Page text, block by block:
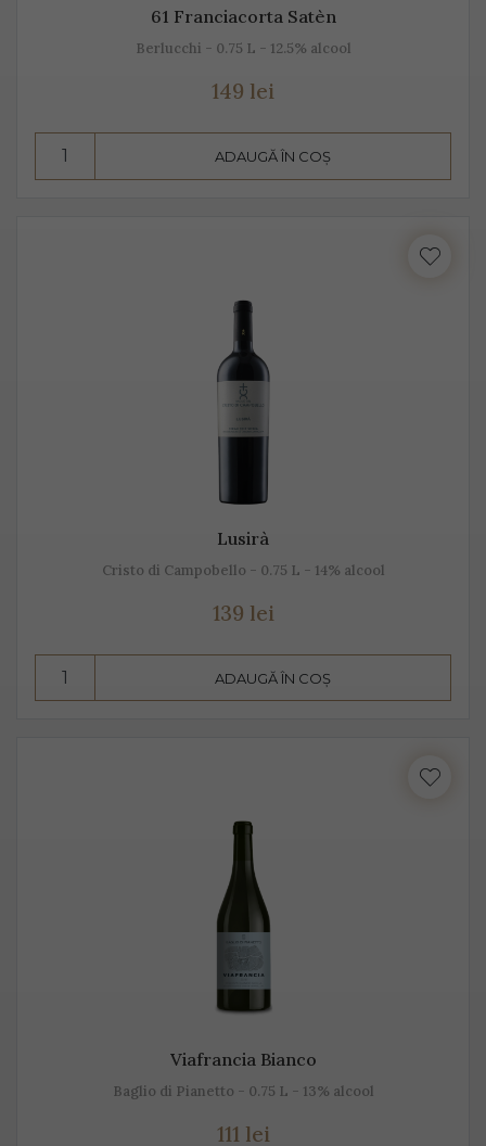
61 Franciacorta Satèn
Berlucchi - 0.75 L - 12.5% alcool
149 lei
ADAUGĂ ÎN COȘ
Lusirà
Cristo di Campobello - 0.75 L - 14% alcool
139 lei
ADAUGĂ ÎN COȘ
Viafrancia Bianco
Baglio di Pianetto - 0.75 L - 13% alcool
111 lei